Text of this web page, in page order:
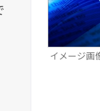
イメージ画